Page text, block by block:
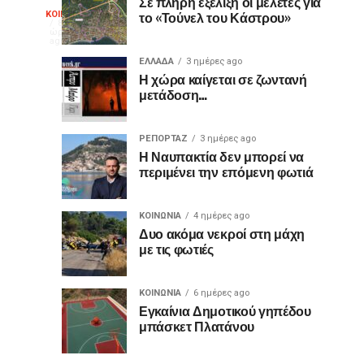
ΚΟΙΝΩΝΙΑ
8
ώρες
ago
Θερμό
χειροκρότημα
για
τον
«Ίωνα»
στο
Κάστρο
της
Ναυπάκτου
Με
μεγάλη
επιτυχία
πραγματοποιήθηκε
την
Τετάρτη,
Αυγούστου
2026,
στο
Κάστρο
της
Ναυπάκτου,
θεατρική
παράσταση «Ίων
του
Ευριπίδη:
κιθαριστής
Δημήτρης
Σουκαράς
το «Τούνελ του Κάστρου»
ΕΛΛΑΔΑ 3 ημέρες ago
Η χώρα καίγεται σε ζωντανή
μετάδοση…
ΡΕΠΟΡΤΑΖ 3 ημέρες ago
Η Ναυπακτία δεν μπορεί να
περιμένει την επόμενη φωτιά
ΚΟΙΝΩΝΙΑ 4 ημέρες ago
Δυο ακόμα νεκροί στη μάχη
με τις φωτιές
ΚΟΙΝΩΝΙΑ 6 ημέρες ago
Εγκαίνια Δημοτικού γηπέδου
μπάσκετ Πλατάνου